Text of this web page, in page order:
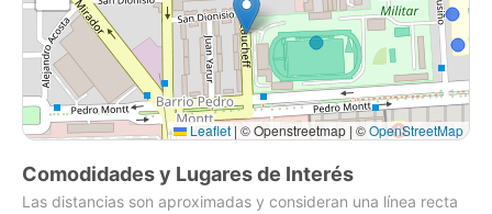
Áreas Comunes Premium:
Gimnasio.
Lavandería.
Salón de eventos.
Otros:
Leaflet | © Openstreetmap | ©OpenStreetMap
Comodidades y Lugares de Interés
Las distancias son aproximadas y consideran una línea recta